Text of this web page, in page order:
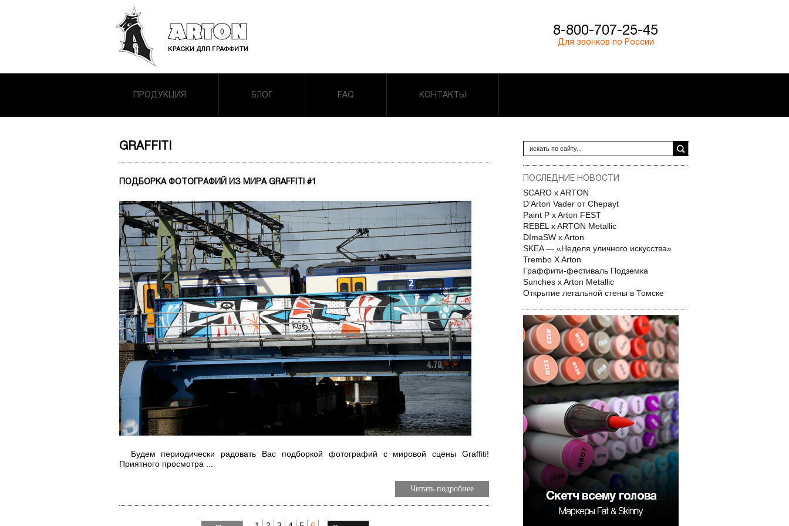
8-800-707-25-45
Для звонков по России
ПРОДУКЦИЯ БЛОГ FAQ КОНТАКТЫ
GRAFFITI
ПОДБОРКА ФОТОГРАФИЙ ИЗ МИРА GRAFFITI #1
Будем периодически радовать Вас подборкой фотографий с мировой сцены Graffiti!
Приятного просмотра
Читать подробнее
ПОСЛЕДНИЕ НОВОСТИ
SCARO x ARTON
D’Arton Vader от Chepayt
Paint P x Arton FEST
REBEL x ARTON Metallic
DImaSW x Arton
SKEA — «Неделя уличного искусства»
Trembo X Arton
Граффити-фестиваль Подземка
Sunches x Arton Metallic
Открытие легальной стены в Томске